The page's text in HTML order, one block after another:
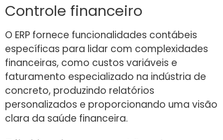
Controle financeiro
O ERP fornece funcionalidades contábeis
específicas para lidar com complexidades
financeiras, como custos variáveis e
faturamento especializado na indústria de
concreto, produzindo relatórios
personalizados e proporcionando uma visão
clara da saúde financeira.